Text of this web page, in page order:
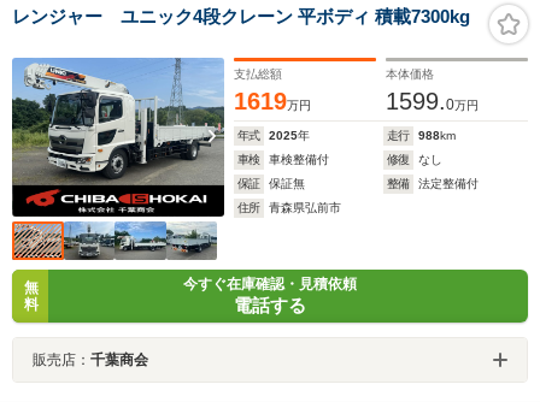
レンジャー ユニック4段クレーン 平ボディ 積載7300kg
支払総額
1619万円
本体価格
1599.0万円
年式 2025年 走行 988km
車検
車検整備付 修復
なし
保証
保証無 整備
法定整備付
住所
青森県弘前市
無
料
今すぐ在庫確認・見積依頼
電話する
販売店： 千葉商会